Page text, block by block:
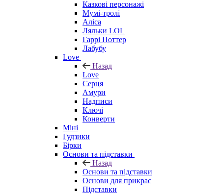
Казкові персонажі
Мумі-тролі
Аліса
Ляльки LOL
Гаррі Поттер
Лабубу
Love
Назад
Love
Серця
Амури
Надписи
Ключі
Конверти
Міні
Гудзики
Бірки
Основи та підставки
Назад
Основи та підставки
Основи для прикрас
Підставки